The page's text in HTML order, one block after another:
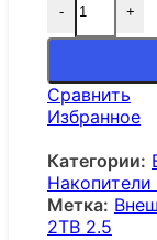
- +
Сравнить
Избранное
Категории:
Метка:
2TB 2.5